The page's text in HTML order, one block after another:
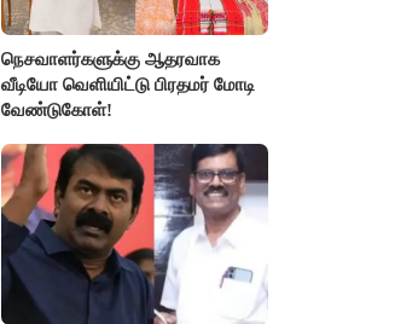
நெசவாளர்களுக்கு ஆதரவாக
வீடியோ வெளியிட்டு பிரதமர் மோடி
வேண்டுகோள்!